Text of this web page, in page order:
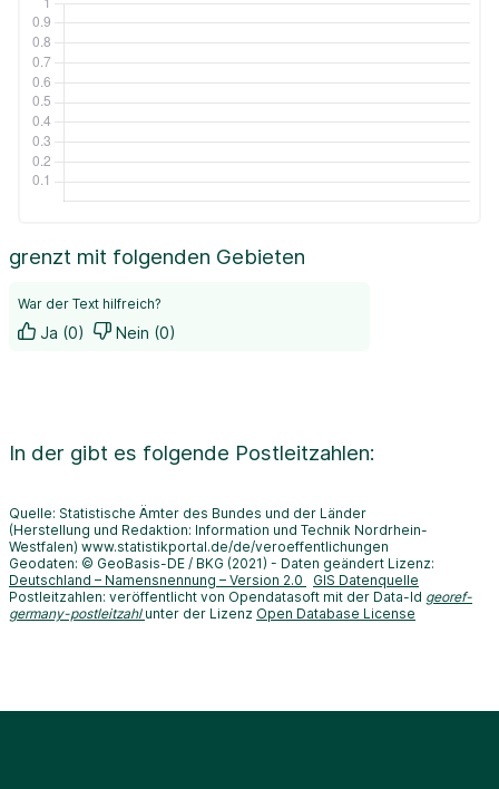
grenzt mit folgenden Gebieten
War der Text hilfreich?
Ja (0) Nein (0)
In der gibt es folgende Postleitzahlen:
Quelle: Statistische Ämter des Bundes und der Länder
(Herstellung und Redaktion: Information und Technik Nordrhein-
Westfalen) www.statistikportal.de/de/veroeffentlichungen
Geodaten: © GeoBasis-DE / BKG (2021) - Daten geändert Lizenz:
Deutschland – Namensnennung – Version 2.0
GIS Datenquelle
Postleitzahlen: veröffentlicht von Opendatasoft mit der Data-Id georef-
germany-postleitzahl unter der Lizenz Open Database License